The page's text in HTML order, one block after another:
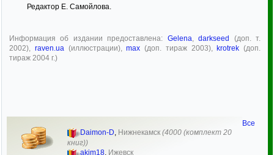
Редактор Е. Самойлова.
Информация об издании предоставлена: Gelena,darkseed
(доп. т.
2002), raven.ua(иллюстрации),max (доп. тираж 2003), krotrek (доп.
тираж 2004 г.)
Daimon-D, Нижнекамск (4000 (комплект 20
книг))
akim18, Ижевск
Все